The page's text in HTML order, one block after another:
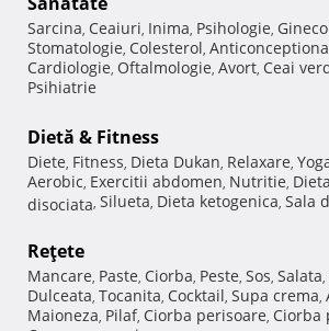
Sarcina, Ceaiuri, Inima, Psihologie,
Stomatologie, Colesterol,
Cardiologie, Oftalmologie, Avort, Ceai
Psihiatrie
Dietă & Fitness
Diete, Fitness, Dieta Dukan, Relaxare,
Aerobic, Exercitii abdomen, Nutritie,
disociata, Silueta, Dieta ketogenica, Sala
Reţete
Mancare, Paste, Ciorba, Peste, Sos, Salata,
Dulceata, Tocanita, Cocktail, Supa crema,
Maioneza, Pilaf, Ciorba perisoare, Ciorba